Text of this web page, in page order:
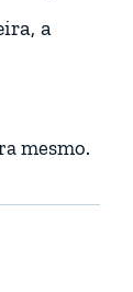
a
mesmo.